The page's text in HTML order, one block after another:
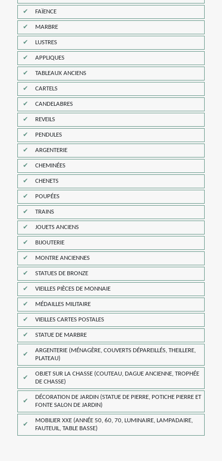
FAÏENCE
MARBRE
LUSTRES
APPLIQUES
TABLEAUX ANCIENS
CARTELS
CANDELABRES
REVEILS
PENDULES
ARGENTERIE
CHEMINÉES
CHENETS
POUPÉES
TRAINS
JOUETS ANCIENS
BIJOUTERIE
MONTRE ANCIENNES
STATUES DE BRONZE
VIEILLES PIÈCES DE MONNAIE
MÉDAILLES MILITAIRE
VIEILLES CARTES POSTALES
STATUE DE MARBRE
ARGENTERIE (MÉNAGÈRE, COUVERTS DÉPAREILLÉS, THEILLERE,
PLATEAU)
OBJET SUR LA CHASSE (COUTEAU, DAGUE ANCIENNE, TROPHÉE
DE CHASSE)
DÉCORATION DE JARDIN (STATUE DE PIERRE, POTICHE PIERRE ET
FONTE SALON DE JARDIN)
MOBILIER XXE (ANNÉE 50, 60, 70, LUMINAIRE, LAMPADAIRE,
FAUTEUIL, TABLE BASSE)